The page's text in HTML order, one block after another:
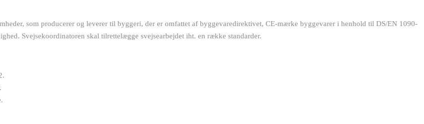
som producerer og leverer til byggeri, der er omfattet af byggevaredirektivet, CE-mærke byggevarer i henhold til DS/EN 1090-
Svejsekoordinatoren skal tilrettelægge svejsearbejdet iht. en række standarder.